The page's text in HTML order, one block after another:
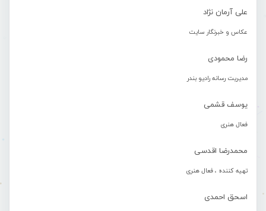
علی آرمان نژاد
عکاس و خبرنگار سایت
رضا محمودی
مدیریت رسانه رادیو بندر
یوسف قشمی
فعال هنری
محمدرضا اقدسی
تهیه کننده ، فعال هنری
اسحق احمدی